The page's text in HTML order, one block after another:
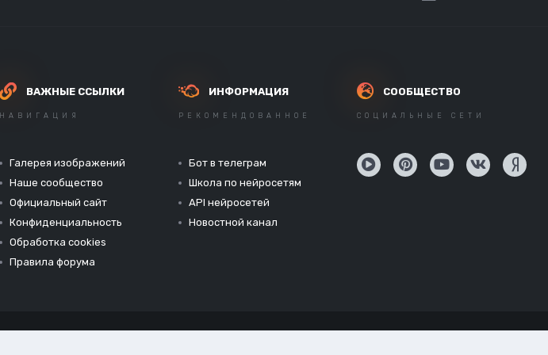
ВАЖНЫЕ ССЫЛКИ
НАВИГАЦИЯ
Галерея изображений
Наше сообщество
Официальный сайт
Конфиденциальность
Обработка cookies
Правила форума
ИНФОРМАЦИЯ
РЕКОМЕНДОВАННОЕ
Бот в телеграм
Школа по нейросетям
API нейросетей
Новостной канал
СООБЩЕСТВО
СОЦИАЛЬНЫЕ СЕТИ